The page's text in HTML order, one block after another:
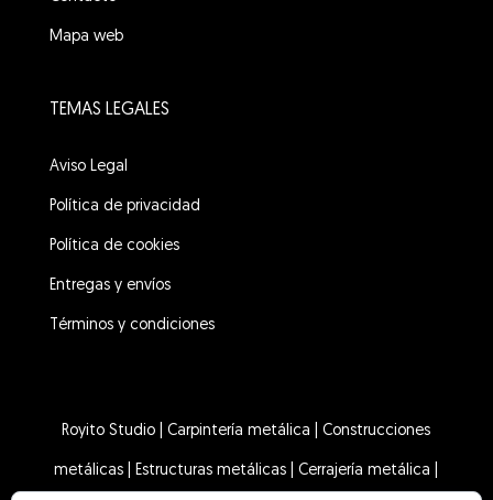
Mapa web
TEMAS LEGALES
Aviso Legal
Política de privacidad
Política de cookies
Entregas y envíos
Términos y condiciones
Royito Studio |Carpintería metálica |Construcciones
metálicas Estructuras metálicas |Cerrajería metálica